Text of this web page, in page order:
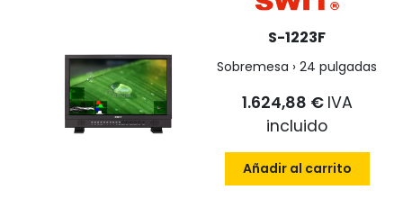
S-1223F
Sobremesa › 24 pulgadas
1.624,88 € IVA
incluido
Añadir al carrito